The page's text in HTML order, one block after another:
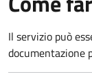
Il servizio può
documentazione